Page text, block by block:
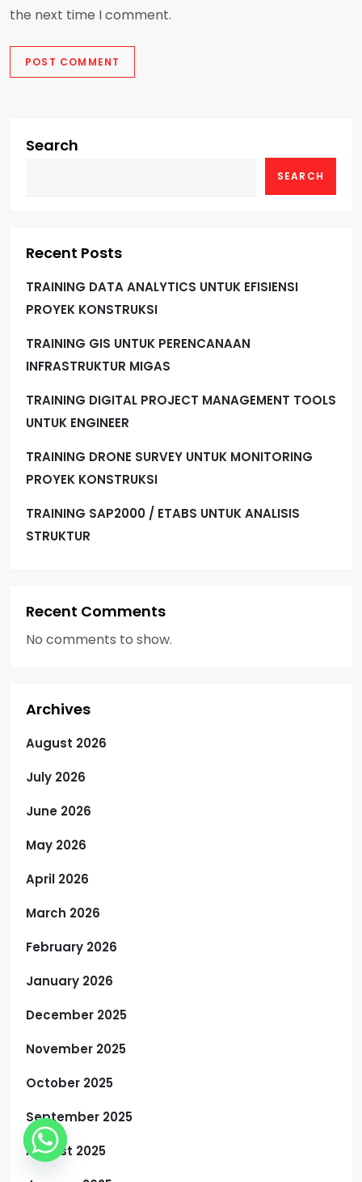
the next time I comment.
Search
SEARCH
Recent Posts
TRAINING DATA ANALYTICS UNTUK EFISIENSI
PROYEK KONSTRUKSI
TRAINING GIS UNTUK PERENCANAAN
INFRASTRUKTUR MIGAS
TRAINING DIGITAL PROJECT MANAGEMENT TOOLS
UNTUK ENGINEER
TRAINING DRONE SURVEY UNTUK MONITORING
PROYEK KONSTRUKSI
TRAINING SAP2000 / ETABS UNTUK ANALISIS
STRUKTUR
Recent Comments
No comments to show.
Archives
August 2026
July 2026
June 2026
May 2026
April 2026
March 2026
February 2026
January 2026
December 2025
November 2025
October 2025
September 2025
August 2025